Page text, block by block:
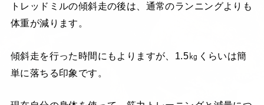
トレッドミルの傾斜走の後は、通常のランニングよりも
体重が減ります。
傾斜走を行った時間にもよりますが、1.5㎏くらいは簡
単に落ちる印象です。